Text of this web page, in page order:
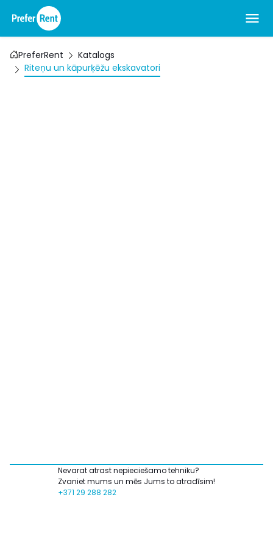
PreferRent
Katalogs
Riteņu un kāpurķēžu ekskavatori
Nevarat atrast nepieciešamo tehniku?
Zvaniet mums un mēs Jums to atradīsim!
+371 29 288 282